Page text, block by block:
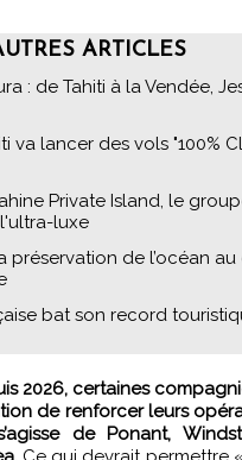
ARTICLES
: de Tahiti à la Vendée,
va lancer des vols "100%
Private Island, le
luxe
préservation de l’océan
bat son record
de renforcer leurs
de Ponant,